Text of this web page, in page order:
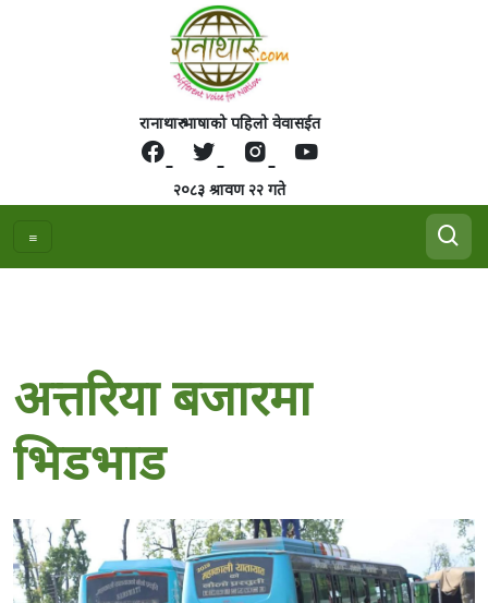
रानाथारु भाषाको पहिलो वेवासईत
२०८३ श्रावण २२ गते
अत्तरिया बजारमा
भिडभाड